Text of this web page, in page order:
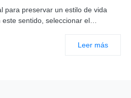
para preservar un estilo de vida
sentido, seleccionar el…
Leer más